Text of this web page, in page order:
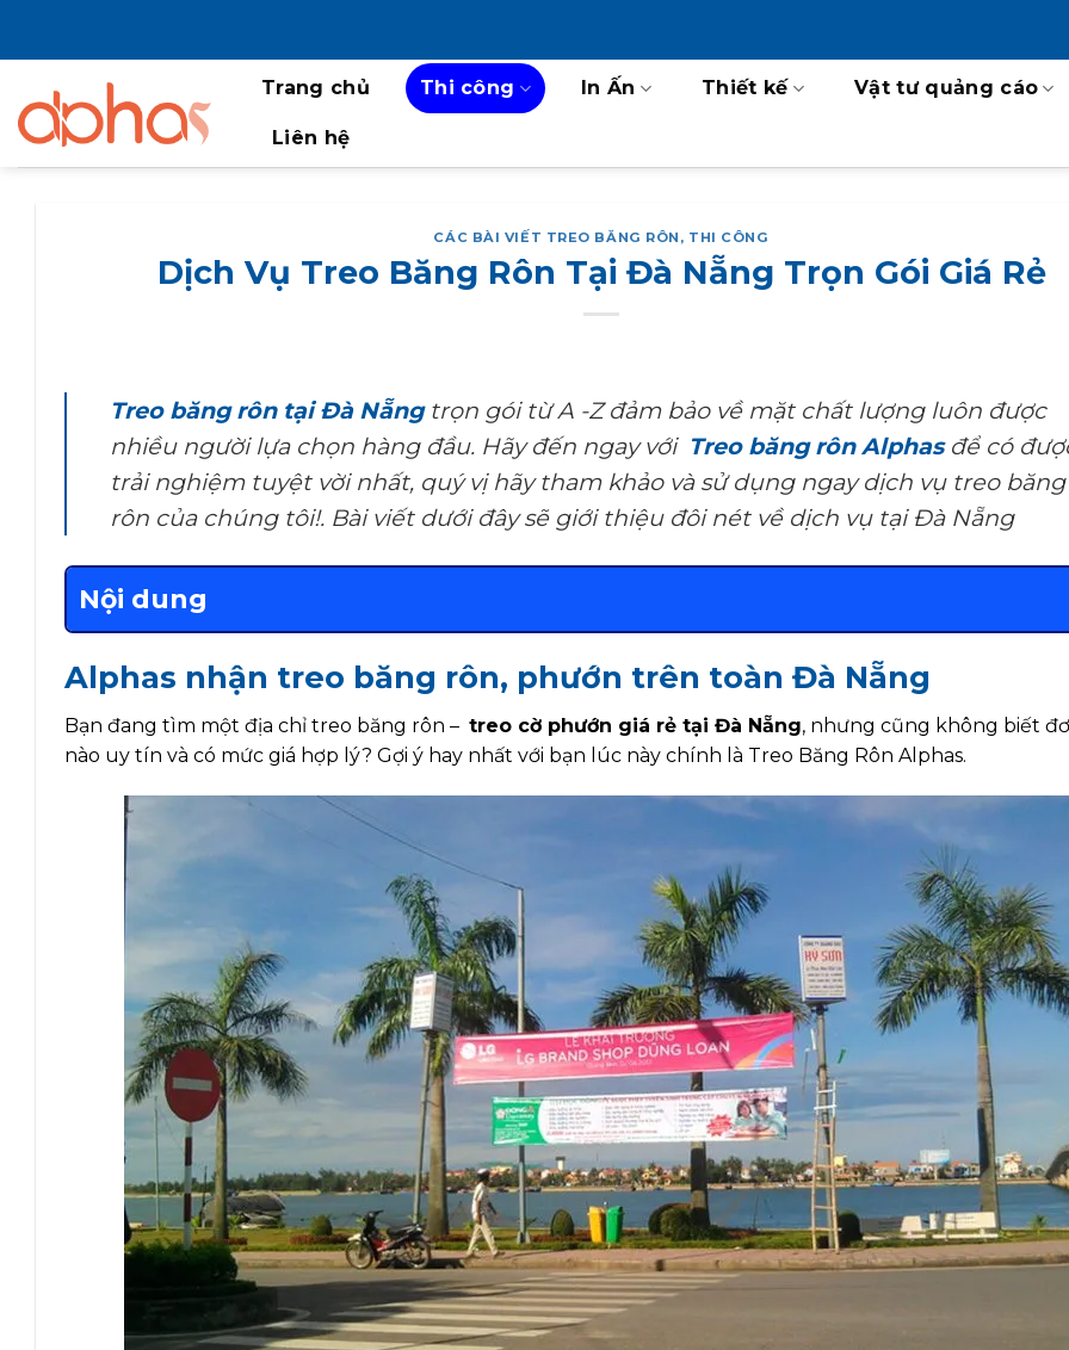
dung
Trang chủ Thi công In Ấn Thiết kế Vật tư quảng cáo
Liên hệ
CÁC BÀI VIẾT TREO BĂNG RÔN , THI CÔNG
Dịch Vụ Treo Băng Rôn Tại Đà Nẵng Trọn Gói Giá Rẻ
Treo băng rôn tại Đà Nẵngtrọn gói từ A -Z đảm bảo về mặt chất lượng luôn được
nhiều người lựa chọn hàng đầu. Hãy đến ngay với Treo băng rôn Alphasđể có
trải nghiệm tuyệt vời nhất, quý vị hãy tham khảo và sử dụng ngay dịch vụ treo băng
rôn của chúng tôi!. Bài viết dưới đây sẽ giới thiệu đôi nét về dịch vụ tại Đà Nẵng
Nội dung
Alphas nhận treo băng rôn, phướn trên toàn Đà Nẵng
Bạn đang tìm một địa chỉ treo băng rôn – treo cờ phướn giá rẻ tại Đà Nẵng, nhưng cũng không biết
nào uy tín và có mức giá hợp lý? Gợi ý hay nhất với bạn lúc này chính là Treo Băng Rôn Alphas.